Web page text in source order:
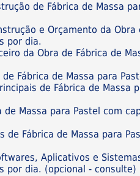
de Fábrica de Massa
e Orçamento da Obra
por dia.
da Obra de Fábrica de
Fábrica de Massa para
de Fábrica de Massa
de Massa para Pastel com
de Fábrica de Massa para
Aplicativos e
por dia. (opcional - consulte)